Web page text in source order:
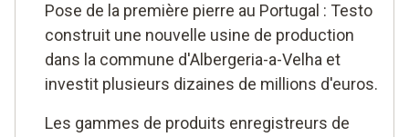
Pose de la première pierre au Portugal : Testo
construit une nouvelle usine de production
dans la commune d'Albergeria-a-Velha et
investit plusieurs dizaines de millions d'euros.
Les gammes de produits enregistreurs de